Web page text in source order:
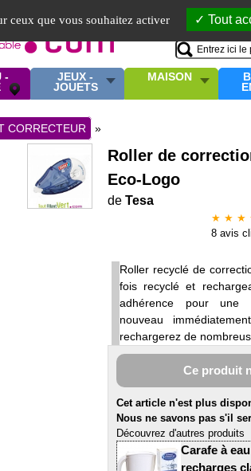
ceux que vous souhaitez activer Tout
-
JEUX -
JOUETS
MAISON
CORRECTEUR »
Roller de
Eco-Logo
de Tesa
★ ★ ★
8 avis
Roller recyclé de
fois recyclé et
adhérence pour
nouveau
rechargerez de
Ce produit
Cet article n'est plus
Nous ne savons pas s'il
Découvrez d'autres produits
Carafe à
recharges